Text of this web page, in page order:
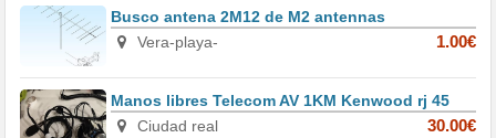
Busco antena 2M12 de M2 antennas
Vera-playa-
1.00€
Manos libres Telecom AV 1KM Kenwood rj 45
Ciudad real
30.00€